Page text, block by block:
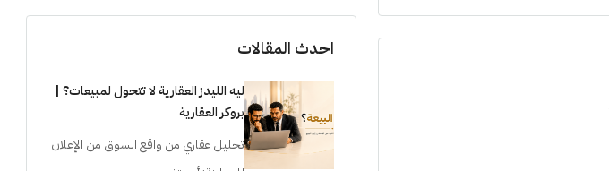
احدث المقالات
ليه الليدز العقارية لا تتحول لمبيعات؟ |
بروكر العقارية
تحليل عقاري من واقع السوق من الإعلان